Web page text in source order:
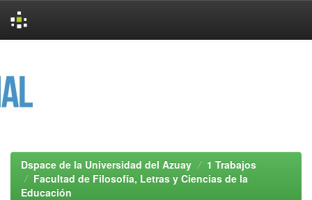
Dspace de la Universidad del Azuay
1 Trabajos
Facultad de Filosofía, Letras y Ciencias de la
Educación